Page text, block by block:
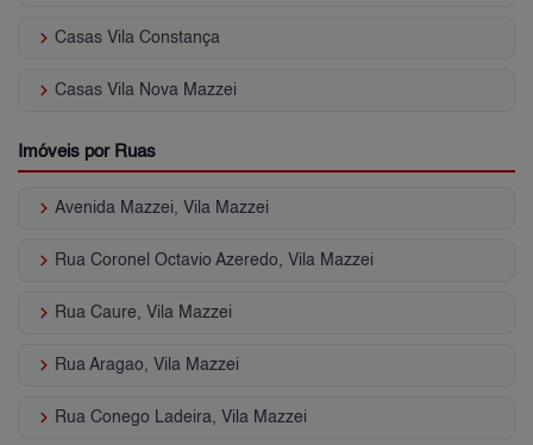
keyboard_arrow_right Casas Vila Constança
keyboard_arrow_right Casas Vila Nova Mazzei
Imóveis por Ruas
keyboard_arrow_right Avenida Mazzei, Vila Mazzei
keyboard_arrow_right Rua Coronel Octavio Azeredo, Vila Mazzei
keyboard_arrow_right Rua Caure, Vila Mazzei
keyboard_arrow_right Rua Aragao, Vila Mazzei
keyboard_arrow_right Rua Conego Ladeira, Vila Mazzei